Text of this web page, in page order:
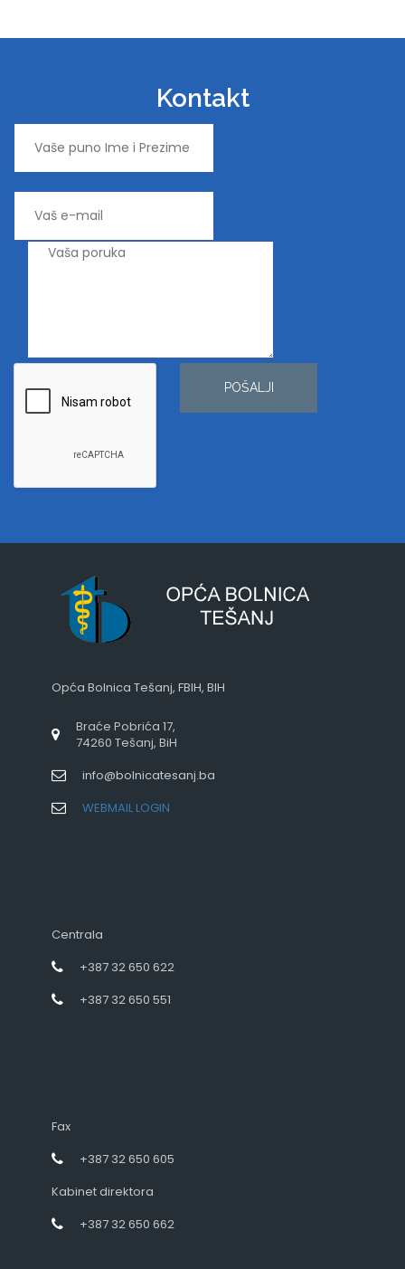
Kontakt
POŠALJI
Opća Bolnica Tešanj, FBIH, BIH
Braće Pobrića 17,
74260 Tešanj, BiH
info@bolnicatesanj.ba
WEBMAIL LOGIN
Centrala
+387 32 650 622
+387 32 650 551
Fax
+387 32 650 605
Kabinet direktora
+387 32 650 662